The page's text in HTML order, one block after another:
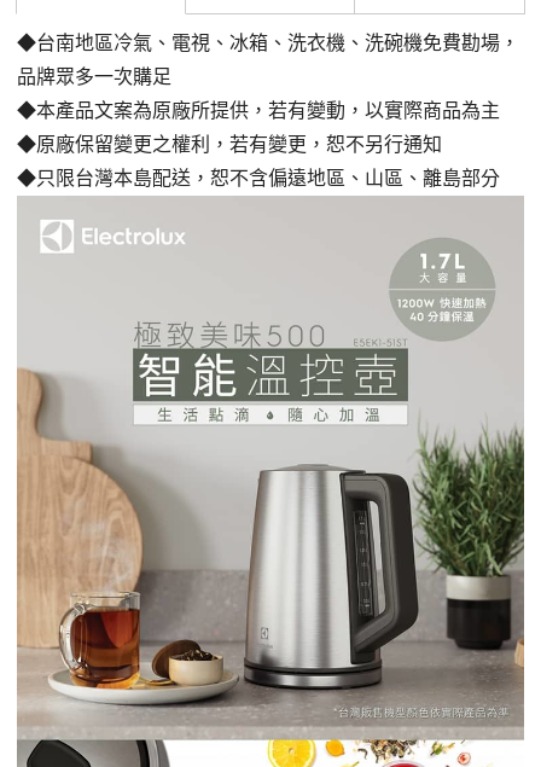
◆台南地區冷氣、電視、冰箱、洗衣機、洗碗機免費勘場，
品牌眾多一次購足
◆本產品文案為原廠所提供，若有變動，以實際商品為主
◆原廠保留變更之權利，若有變更，恕不另行通知
◆只限台灣本島配送，恕不含偏遠地區、山區、離島部分